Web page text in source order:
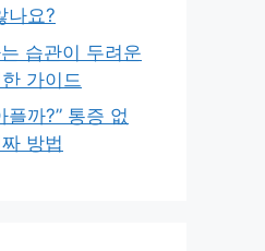
나요?
습관이 두려운
가이드
플까?” 통증 없
방법